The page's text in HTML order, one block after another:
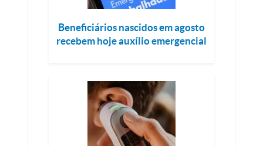
Beneficiários nascidos em agosto
recebem hoje auxílio emergencial